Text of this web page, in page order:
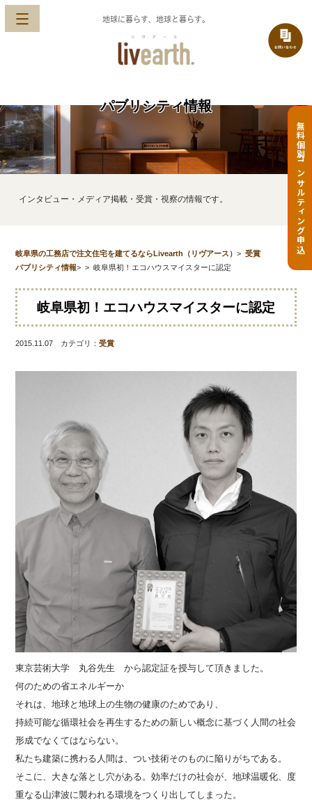
地球に暮らす、地球と暮らす。
無料個別コンサルティング申込
パブリシティ情報
インタビュー・メディア掲載・受賞・視察の情報です。
岐阜県の工務店で注文住宅を建てるならLivearth（リヴアース）>
パブリシティ情報>
受賞
> 岐阜県初！エコハウスマイスターに認定
岐阜県初！エコハウスマイスターに認定
2015.11.07 カテゴリ：受賞
東京芸術大学 丸谷先生 から認定証を授与して頂きました。
何のための省エネルギーか
それは、地球と地球上の生物の健康のためであり、
持続可能な循環社会を再生するための新しい概念に基づく人間の社会
形成でなくてはならない。
私たち建築に携わる人間は、つい技術そのものに陥りがちである。
そこに、大きな落とし穴がある。効率だけの社会が、地球温暖化、度
重なる山津波に襲われる環境をつくり出してしまった。